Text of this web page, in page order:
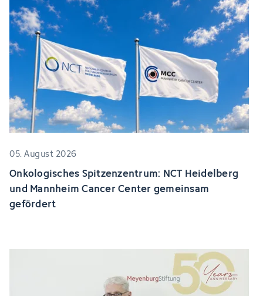
05. August 2026
Onkologisches Spitzenzentrum: NCT Heidelberg
und Mannheim Cancer Center gemeinsam
gefördert